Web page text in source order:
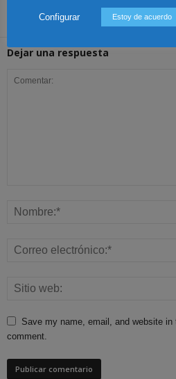
Dejar una respuesta
Save my name, email, and website in
comment.
Configurar Estoy de acuerdo